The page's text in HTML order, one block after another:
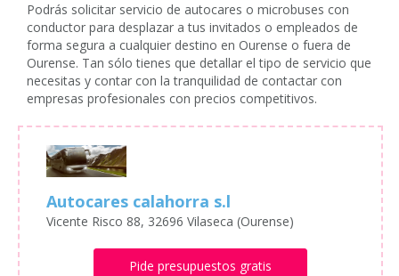
Podrás solicitar servicio de autocares o microbuses con
conductor para desplazar a tus invitados o empleados de
forma segura a cualquier destino en Ourense o fuera de
Ourense. Tan sólo tienes que detallar el tipo de servicio que
necesitas y contar con la tranquilidad de contactar con
empresas profesionales con precios competitivos.
Autocares calahorra s.l
Vicente Risco 88, 32696 Vilaseca (Ourense)
Pide presupuestos gratis